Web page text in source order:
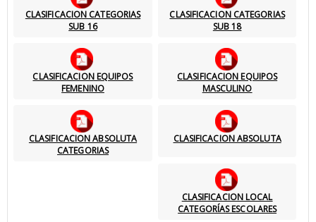
CLASIFICACION CATEGORIAS
SUB 16
CLASIFICACION CATEGORIAS
SUB 18
CLASIFICACION EQUIPOS
FEMENINO
CLASIFICACION EQUIPOS
MASCULINO
CLASIFICACION ABSOLUTA
CATEGORIAS
CLASIFICACION ABSOLUTA
CLASIFICACION LOCAL
CATEGORÍAS ESCOLARES